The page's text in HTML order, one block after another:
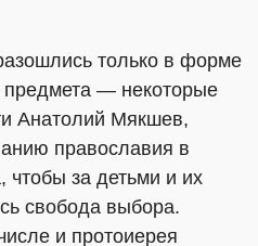
только в форме
предмета — некоторые
Анатолий Мякшев,
православия в
чтобы за детьми и их
свобода выбора.
и протоиерея